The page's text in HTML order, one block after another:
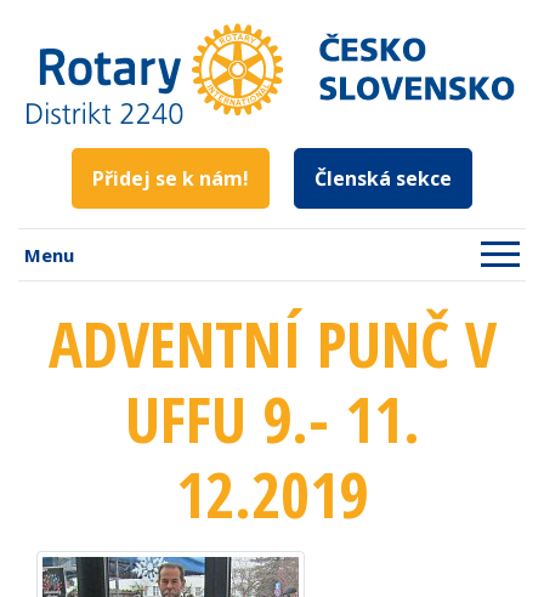
Přidej se k nám! Členská sekce
Menu
ADVENTNÍ PUNČ V
UFFU 9.- 11.
12.2019